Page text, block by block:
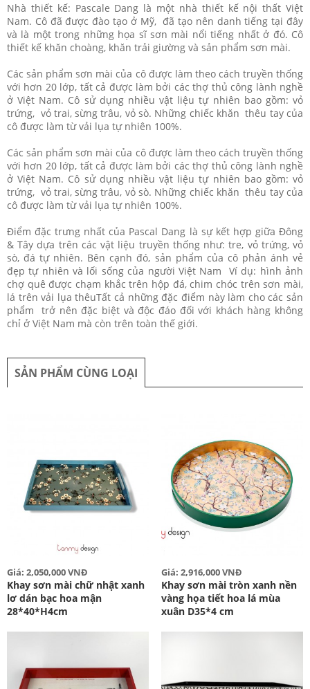
Nhà thiết kế: Pascale Dang là một nhà thiết kế nội thất Việt
Nam. Cô đã được đào tạo ở Mỹ, đã tạo nên danh tiếng tại đây
và là một trong những họa sĩ sơn mài nổi tiếng nhất ở đó. Cô
thiết kế khăn choàng, khăn trải giường và sản phẩm sơn mài.
Các sản phẩm sơn mài của cô được làm theo cách truyền thống
với hơn 20 lớp, tất cả được làm bởi các thợ thủ công lành nghề
ở Việt Nam. Cô sử dụng nhiều vật liệu tự nhiên bao gồm: vỏ
trứng, vỏ trai, sừng trâu, vỏ sò. Những chiếc khăn thêu tay của
cô được làm từ vải lụa tự nhiên 100%.
Các sản phẩm sơn mài của cô được làm theo cách truyền thống
với hơn 20 lớp, tất cả được làm bởi các thợ thủ công lành nghề
ở Việt Nam. Cô sử dụng nhiều vật liệu tự nhiên bao gồm: vỏ
trứng, vỏ trai, sừng trâu, vỏ sò. Những chiếc khăn thêu tay của
cô được làm từ vải lụa tự nhiên 100%.
Điểm đặc trưng nhất của Pascal Dang là sự kết hợp giữa Đông
& Tây dựa trên các vật liệu truyền thống như: tre, vỏ trứng, vỏ
sò, đá tự nhiên. Bên cạnh đó, sản phẩm của cô phản ánh vẻ
đẹp tự nhiên và lối sống của người Việt Nam Ví dụ: hình ảnh
chợ quê được chạm khắc trên hộp đá, chim chóc trên sơn mài,
lá trên vải lụa thêuTất cả những đặc điểm này làm cho các sản
phẩm trở nên đặc biệt và độc đáo đối với khách hàng không
chỉ ở Việt Nam mà còn trên toàn thế giới.
SẢN PHẨM CÙNG LOẠI
Giá: 2,050,000 VNĐ
Khay sơn mài chữ nhật xanh
lơ dán bạc hoa mận
28*40*H4cm
Giá: 2,916,000 VNĐ
Khay sơn mài tròn xanh nền
vàng họa tiết hoa lá mùa
xuân D35*4 cm